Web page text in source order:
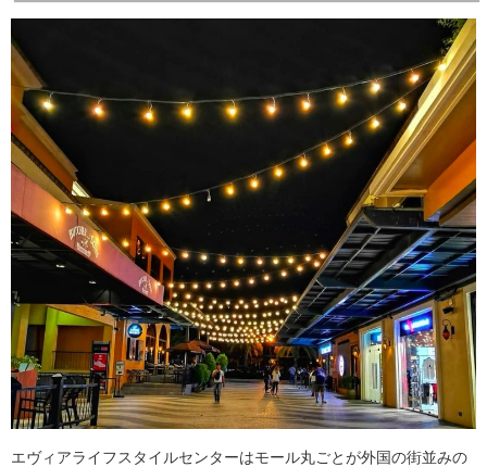
エヴィアライフスタイルセンターはモール丸ごとが外国の街並みの